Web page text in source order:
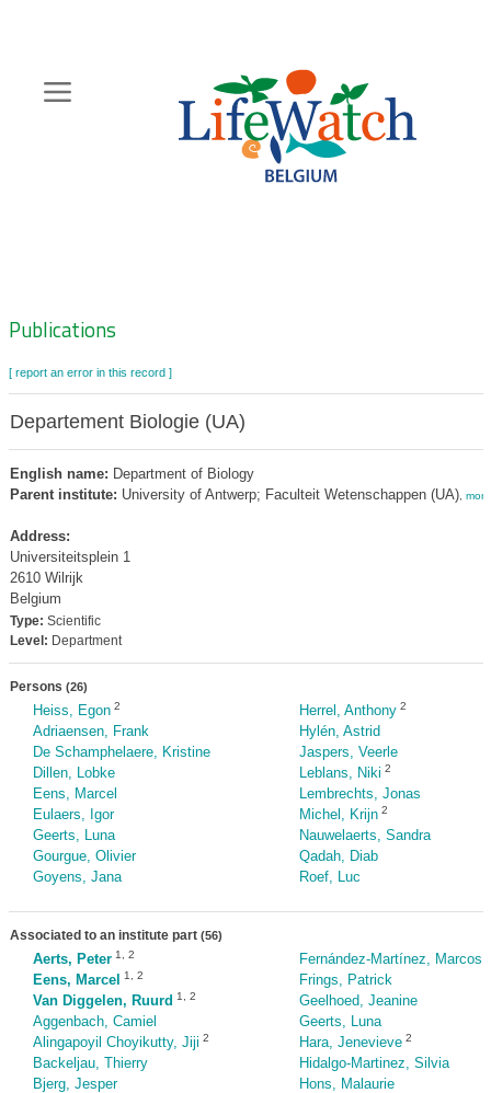
content
Zoeknavigatie
Publications
[ report an error in this record ]
Departement Biologie (UA)
English name: Department of Biology
Parent institute: University of Antwerp; Faculteit Wetenschappen (UA), more
Address:
Universiteitsplein 1
2610 Wilrijk
Belgium
Type: Scientific
Level: Department
Persons (26)
Heiss, Egon 2
Adriaensen, Frank
De Schamphelaere, Kristine
Dillen, Lobke
Eens, Marcel
Eulaers, Igor
Geerts, Luna
Gourgue, Olivier
Goyens, Jana
Herrel, Anthony 2
Hylén, Astrid
Jaspers, Veerle
Leblans, Niki 2
Lembrechts, Jonas
Michel, Krijn 2
Nauwelaerts, Sandra
Qadah, Diab
Roef, Luc
Associated to an institute part (56)
Aerts, Peter 1 2
Eens, Marcel 1 2
Van Diggelen, Ruurd 1 2
Aggenbach, Camiel
Alingapoyil Choyikutty, Jiji 2
Backeljau, Thierry
Bjerg, Jesper
Fernández-Martínez, Marcos
Frings, Patrick
Geelhoed, Jeanine
Geerts, Luna
Hara, Jenevieve 2
Hidalgo-Martinez, Silvia
Hons, Malaurie